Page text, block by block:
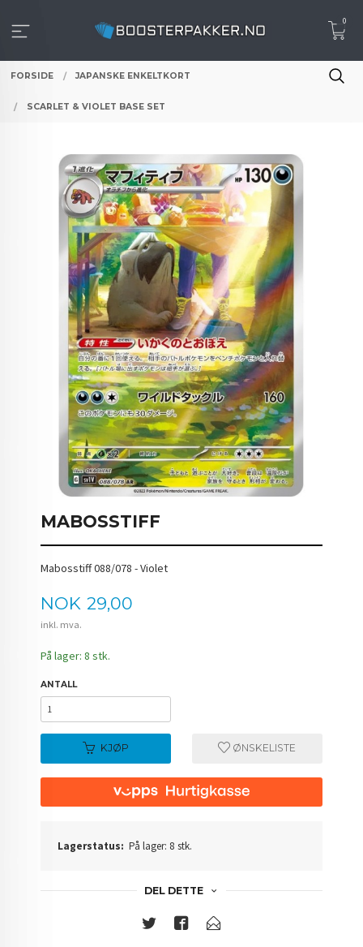
innholdet
0
FORSIDE JAPANSKE ENKELTKORT
SCARLET & VIOLET BASE SET
MABOSSTIFF
Mabosstiff 088/078 - Violet
Pris
NOK 29,00
inkl. mva.
På lager: 8 stk.
ANTALL
KJØP ØNSKELISTE
Lagerstatus: På lager: 8 stk.
DEL DETTE